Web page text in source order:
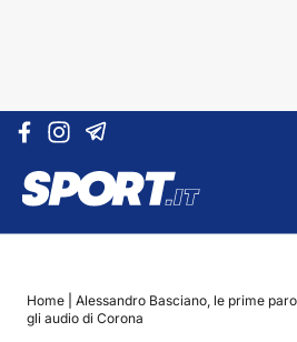
Vai al contenuto
Home
Alessandro Basciano, le prime
gli audio di Corona